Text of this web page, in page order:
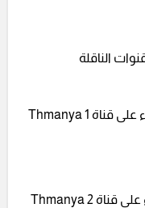
الناقلة
الفتح تواجه الرياض – الساعة 5:30 مساء على قناة 1 Thmanya
الخليج ضد التعاون – الساعة 5:35 مساء على قناة 2 Thmanya